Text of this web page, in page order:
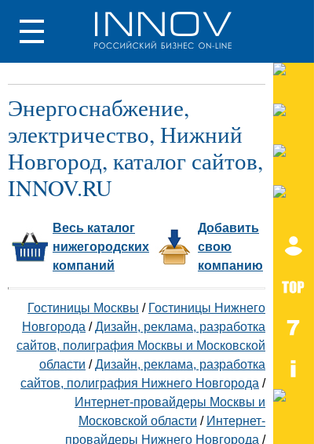
Энергоснабжение,
электричество, Нижний
Новгород, каталог сайтов,
INNOV.RU
Весь каталог
нижегородских
компаний
Добавить
свою
компанию
Гостиницы Москвы / Гостиницы Нижнего
Новгорода /Дизайн, реклама, разработка
сайтов, полиграфия Москвы и Московской
области /Дизайн, реклама, разработка
сайтов, полиграфия Нижнего Новгорода /
Интернет-провайдеры Москвы и
Московской области / Интернет-
провайдеры Нижнего Новгорода /